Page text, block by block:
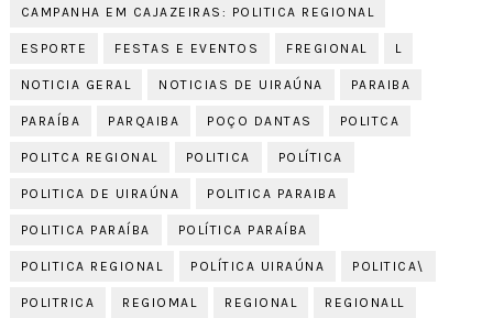
CAMPANHA EM CAJAZEIRAS: POLITICA REGIONAL
ESPORTE FESTAS E EVENTOS FREGIONAL L
NOTICIA GERAL NOTICIAS DE UIRAÚNA PARAIBA
PARAÍBA PARQAIBA POÇO DANTAS POLITCA
POLITCA REGIONAL POLITICA POLÍTICA
POLITICA DE UIRAÚNA POLITICA PARAIBA
POLITICA PARAÍBA POLÍTICA PARAÍBA
POLITICA REGIONAL POLÍTICA UIRAÚNA POLITICA\
POLITRICA REGIOMAL REGIONAL REGIONALL